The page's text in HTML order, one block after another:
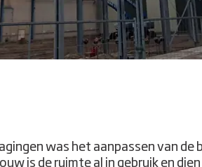
was het aanpassen van de
is de ruimte al in gebruik en